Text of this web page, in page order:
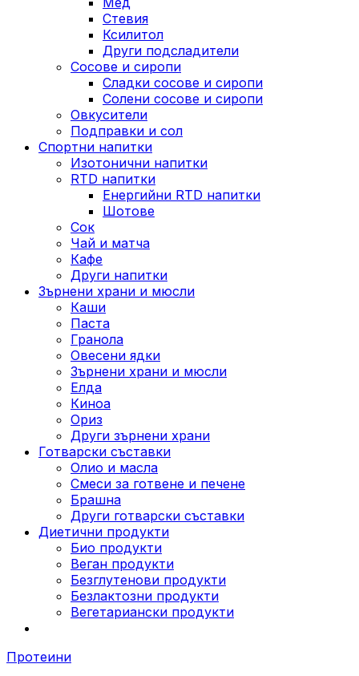
Стевия
Ксилитол
Други подсладители
Сосове и сиропи
Сладки сосове и сиропи
Солени сосове и сиропи
Овкусители
Подправки и сол
Спортни напитки
Изотонични напитки
RTD напитки
Енергийни RTD напитки
Шотове
Сок
Чай и матча
Кафе
Други напитки
Зърнени храни и мюсли
Каши
Паста
Гранола
Овесени ядки
Зърнени храни и мюсли
Елда
Киноа
Ориз
Други зърнени храни
Готварски съставки
Олио и масла
Смеси за готвене и печене
Брашна
Други готварски съставки
Диетични продукти
Био продукти
Веган продукти
Безглутенови продукти
Безлактозни продукти
Вегетариански продукти
Протеини